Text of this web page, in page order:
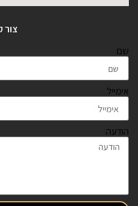
צור
שם
אימייל
הודעה